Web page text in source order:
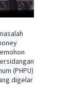
(PHPU)
digelar